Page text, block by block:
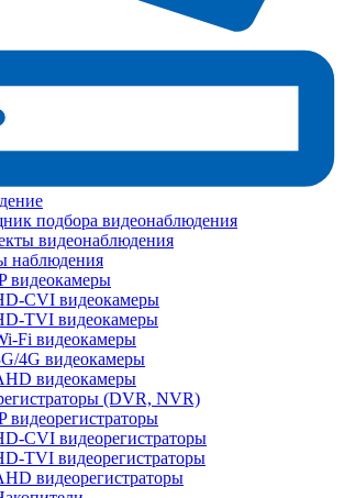
подбора видеонаблюдения
видеонаблюдения
наблюдения
видеокамеры
CVI видеокамеры
TVI видеокамеры
Fi видеокамеры
4G видеокамеры
видеокамеры
(DVR, NVR)
видеорегистраторы
CVI видеорегистраторы
TVI видеорегистраторы
видеорегистраторы